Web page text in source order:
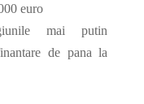
euro
mai putin
de pana la